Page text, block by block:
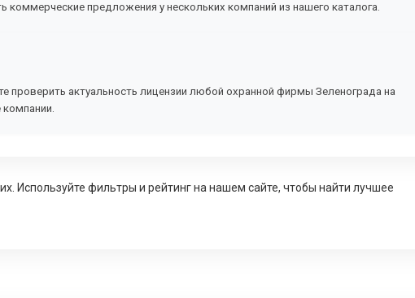
предложения у нескольких компаний из нашего каталога.
актуальность лицензии любой охранной фирмы Зеленограда на
Используйте фильтры и рейтинг на нашем сайте, чтобы найти лучшее